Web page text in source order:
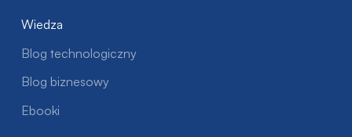
Wiedza
Blog technologiczny
Blog biznesowy
Ebooki